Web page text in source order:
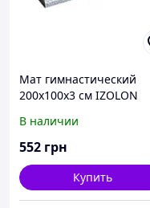
Мат гимнастический
200х100х3 см IZOLON
В наличии
552 грн
Купить